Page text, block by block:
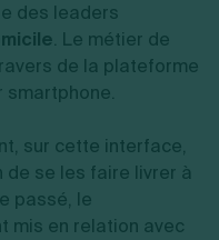
des leaders
. Le métier de
de la plateforme
smartphone.
sur cette interface,
se les faire livrer à
passé, le
mis en relation avec